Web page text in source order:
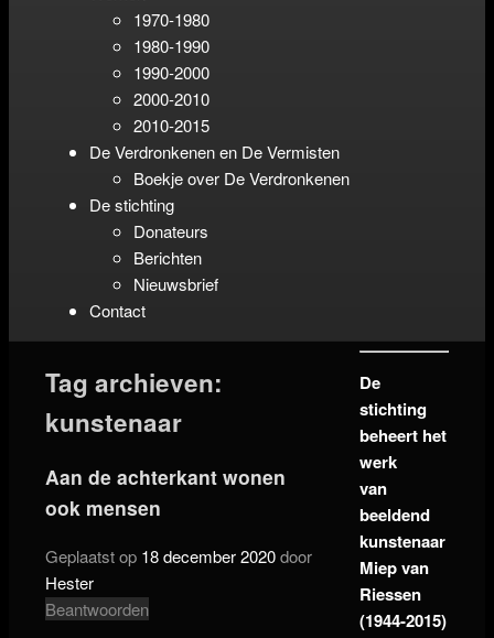
1970-1980
1980-1990
1990-2000
2000-2010
2010-2015
De Verdronkenen en De Vermisten
Boekje over De Verdronkenen
De stichting
Donateurs
Berichten
Nieuwsbrief
Contact
Tag archieven:
kunstenaar
Aan de achterkant wonen
ook mensen
Geplaatst op 18 december 2020door
Hester
Beantwoorden
De
stichting
beheert het
werk
van
beeldend
kunstenaar
Miep van
Riessen
(1944-2015)